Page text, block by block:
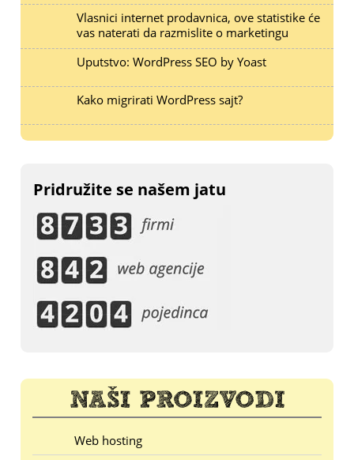
Vlasnici internet prodavnica, ove statistike će
vas naterati da razmislite o marketingu
Uputstvo: WordPress SEO by Yoast
Kako migrirati WordPress sajt?
Pridružite se našem jatu
Web hosting